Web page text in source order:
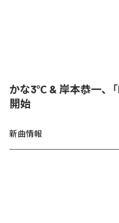
かな3℃ & 岸本恭一、
開始
新曲情報